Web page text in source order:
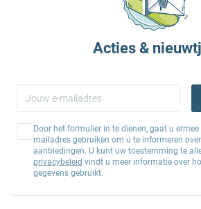
Acties &
Door het formulier in te dienen, gaat u
mailadres gebruiken om u te informeren
aanbiedingen. U kunt uw toestemming te
privacybeleid vindt u meer informatie over
gegevens gebruikt.